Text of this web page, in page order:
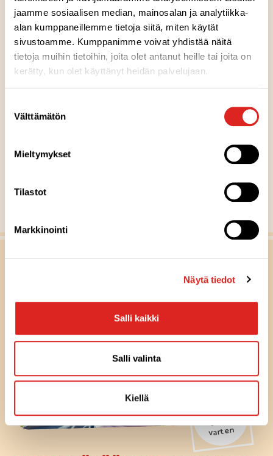
jaamme sosiaalisen median, mainosalan ja analytiikka-
alan kumppaneillemme tietoja siitä, miten käytät
sivustoamme. Kumppanimme voivat yhdistää näitä
tietoja muihin tietoihin, joita olet antanut heille tai joita on
kerätty, kun olet käyttänyt heidän palvelujaan.
valinta
Välttämätön
Mieltymykset
Tilastot
Markkinointi
Näytä tiedot
Salli kaikki
Salli valinta
Kiellä
Reseptin tuotteet
Omenamarmeladi 230 g
MUUT RESEPTIVINKIT
täällä
varten